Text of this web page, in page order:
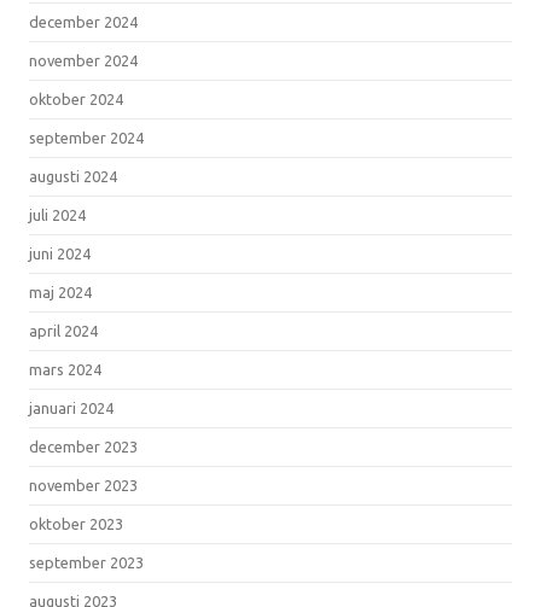
december 2024
november 2024
oktober 2024
september 2024
augusti 2024
juli 2024
juni 2024
maj 2024
april 2024
mars 2024
januari 2024
december 2023
november 2023
oktober 2023
september 2023
augusti 2023